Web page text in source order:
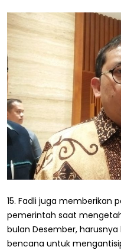
15. Fadli juga memberikan
pemerintah saat
bulan Desember,
bencana untuk